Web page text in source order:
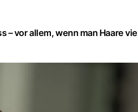
– vor allem, wenn man Haare